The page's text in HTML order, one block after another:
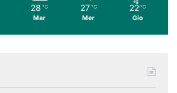
28 ℃
Mar
27 ℃
Mer
22 ℃
Gio